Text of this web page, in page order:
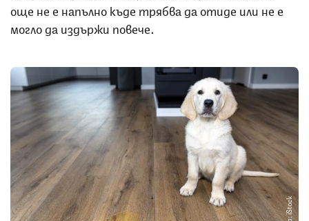
още не е напълно къде трябва да отиде или не е
могло да издържи повече.